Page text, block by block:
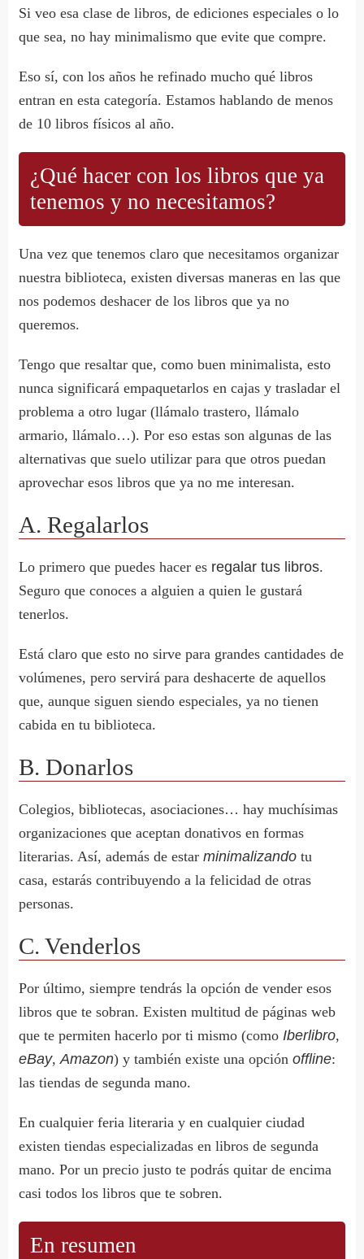
Si veo esa clase de libros, de ediciones especiales o lo
que sea, no hay minimalismo que evite que compre.
Eso sí, con los años he refinado mucho qué libros
entran en esta categoría. Estamos hablando de menos
de 10 libros físicos al año.
¿Qué hacer con los libros que ya
tenemos y no necesitamos?
Una vez que tenemos claro que necesitamos organizar
nuestra biblioteca, existen diversas maneras en las que
nos podemos deshacer de los libros que ya no
queremos.
Tengo que resaltar que, como buen minimalista, esto
nunca significará empaquetarlos en cajas y trasladar el
problema a otro lugar (llámalo trastero, llámalo
armario, llámalo…). Por eso estas son algunas de las
alternativas que suelo utilizar para que otros puedan
aprovechar esos libros que ya no me interesan.
A. Regalarlos
Lo primero que puedes hacer es regalar tus libros.
Seguro que conoces a alguien a quien le gustará
tenerlos.
Está claro que esto no sirve para grandes cantidades de
volúmenes, pero servirá para deshacerte de aquellos
que, aunque siguen siendo especiales, ya no tienen
cabida en tu biblioteca.
B. Donarlos
Colegios, bibliotecas, asociaciones… hay muchísimas
organizaciones que aceptan donativos en formas
literarias. Así, además de estarminimalizando tu
casa, estarás contribuyendo a la felicidad de otras
personas.
C. Venderlos
Por último, siempre tendrás la opción de vender esos
libros que te sobran. Existen multitud de páginas web
que te permiten hacerlo por ti mismo (como Iberlibro,
eBay,Amazon) y también existe una opciónoffline:
las tiendas de segunda mano.
En cualquier feria literaria y en cualquier ciudad
existen tiendas especializadas en libros de segunda
mano. Por un precio justo te podrás quitar de encima
casi todos los libros que te sobren.
En resumen